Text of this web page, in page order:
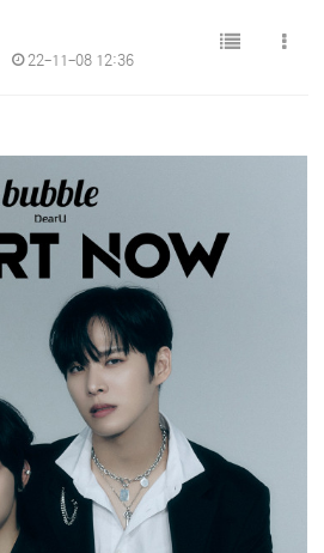
22-11-08 12:36